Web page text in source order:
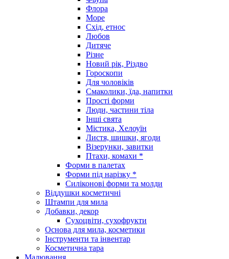
Флора
Море
Схід, етнос
Любов
Дитяче
Різне
Новий рік, Різдво
Гороскопи
Для чоловіків
Смаколики, їда, напитки
Прості форми
Люди, частини тіла
Інші свята
Містика, Хелоуїн
Листя, шишки, ягоди
Візерунки, завитки
Птахи, комахи *
Форми в палетах
Форми під нарізку *
Силіконові форми та молди
Віддушки косметичні
Штампи для мила
Добавки, декор
Сухоцвіти, сухофрукти
Основа для мила, косметики
Інструменти та інвентар
Косметична тара
Малювання